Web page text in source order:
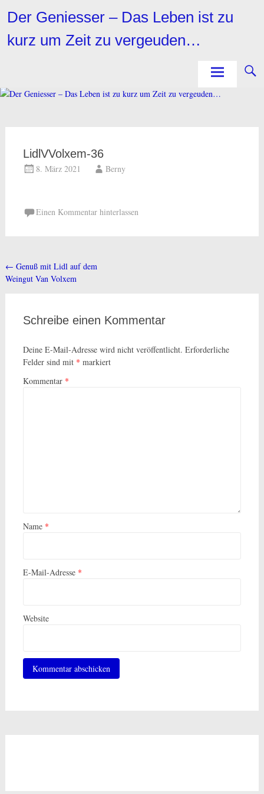
InhaltDer Geniesser – Das Leben ist zu
kurz um Zeit zu vergeuden…
LidlVVolxem-36
8. März 2021 Berny
Einen Kommentar hinterlassen
Beitragsnavigation
← Genuß mit Lidl auf dem
Weingut Van Volxem
Schreibe einen Kommentar
Deine E-Mail-Adresse wird nicht veröffentlicht. Erforderliche
Felder sind mit * markiert
Kommentar *
Name *
E-Mail-Adresse *
Website